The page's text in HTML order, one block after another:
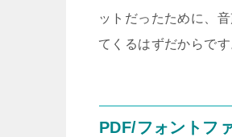
ットだったために、
てくるはずだからです
PDF/フォントフ